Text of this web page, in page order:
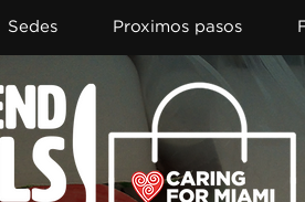
Sedes Proximos pasos